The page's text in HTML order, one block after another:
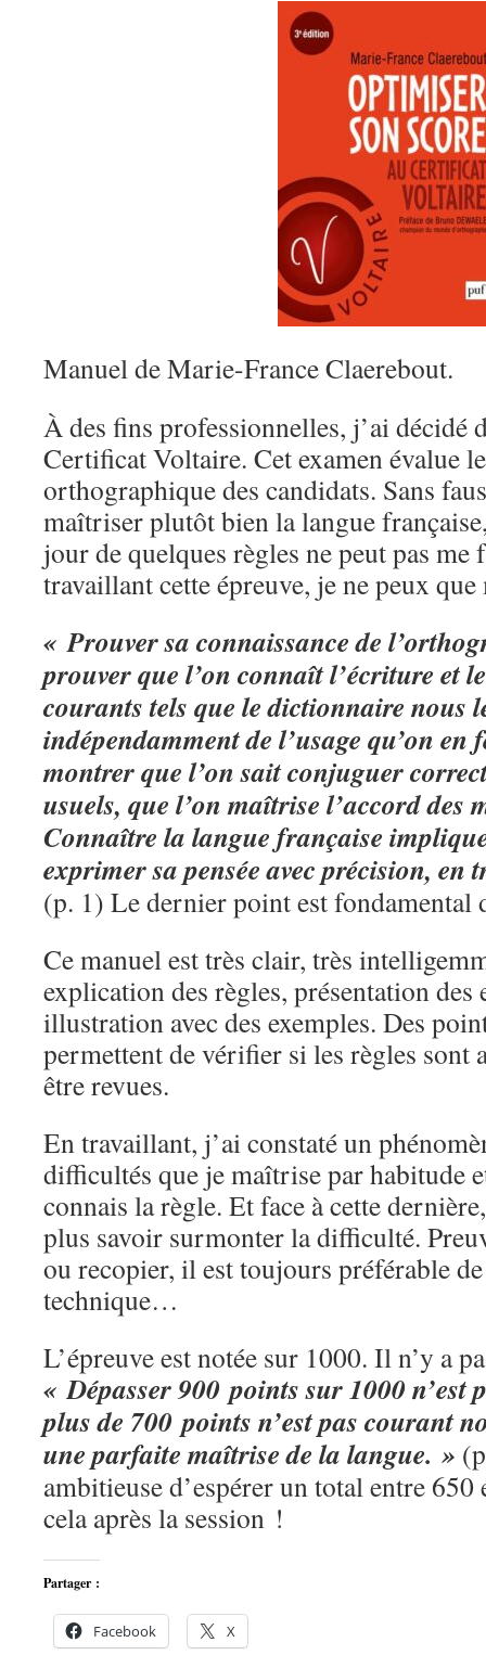
Manuel de Marie-France Claerebout.
À des fins professionnelles, j’ai décidé
Certificat Voltaire. Cet examen évalue
orthographique des candidats. Sans
maîtriser plutôt bien la langue
jour de quelques règles ne peut pas me
travaillant cette épreuve, je ne peux
« Prouver sa connaissance de
prouver que l’on connaît l’écriture et
courants tels que le dictionnaire nous
indépendamment de l’usage qu’on en
montrer que l’on sait conjuguer
usuels, que l’on maîtrise l’accord des
Connaître la langue française
exprimer sa pensée avec précision, en
(p. 1) Le dernier point est fondamental
Ce manuel est très clair, très
explication des règles, présentation des
illustration avec des exemples. Des
permettent de vérifier si les règles sont
être revues.
En travaillant, j’ai constaté un
difficultés que je maîtrise par habitude
connais la règle. Et face à cette
plus savoir surmonter la difficulté.
ou recopier, il est toujours préférable
technique…
L’épreuve est notée sur 1000. Il n’y a
« Dépasser 900 points sur 1000
plus de 700 points n’est pas courant
une parfaite maîtrise de la langue. »
ambitieuse d’espérer un total entre
cela après la session !
Partager :
Facebook X